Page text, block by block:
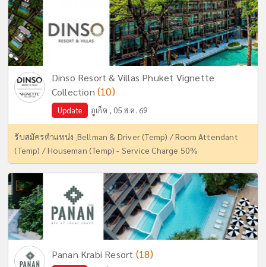
Dinso Resort & Villas Phuket Vignette
Collection (10)
Update ภูเก็ต , 05 ส.ค. 69
รับสมัครตำแหน่ง ฺBellman & Driver (Temp) / Room Attendant
(Temp) / Houseman (Temp) - Service Charge 50%
Panan Krabi Resort (18)